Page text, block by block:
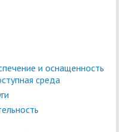
и оснащенность
среда